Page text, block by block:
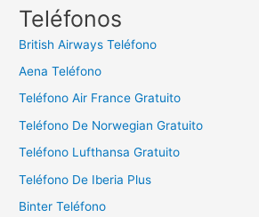
c
:
Teléfonos
British Airways Teléfono
Aena Teléfono
Teléfono Air France Gratuito
Teléfono De Norwegian Gratuito
Teléfono Lufthansa Gratuito
Teléfono De Iberia Plus
Binter Teléfono